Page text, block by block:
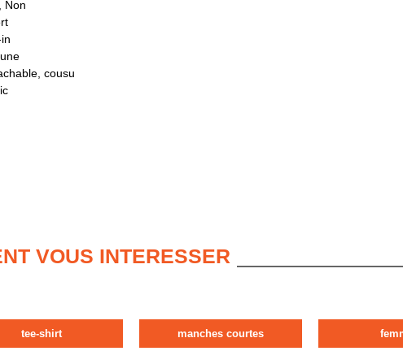
Non
cousu
VOUS INTERESSER
tee-shirt manches courtes